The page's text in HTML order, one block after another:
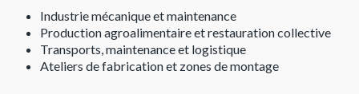
Industrie mécanique et maintenance
Production agroalimentaire et restauration collective
Transports, maintenance et logistique
Ateliers de fabrication et zones de montage